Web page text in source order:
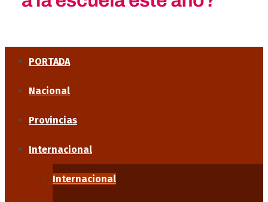
PORTADA
Nacional
Provincias
Internacional
Internacional